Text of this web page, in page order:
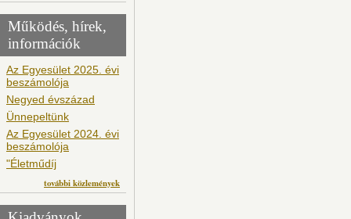
Működés, hírek,
információk
Az Egyesület 2025. évi
beszámolója
Negyed évszázad
Ünnepeltünk
Az Egyesület 2024. évi
beszámolója
"Életműdíj
további közlemények